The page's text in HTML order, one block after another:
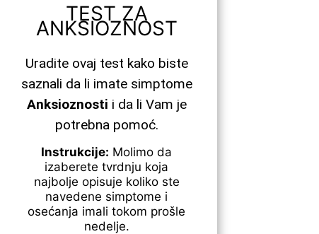
TEST ZA
ANKSIOZNOST
Uradite ovaj test kako biste
saznali da li imate simptome
Anksioznosti i da li Vam je
potrebna pomoć.
Instrukcije: Molimo da
izaberete tvrdnju koja
najbolje opisuje koliko ste
navedene simptome i
osećanja imali tokom prošle
nedelje.